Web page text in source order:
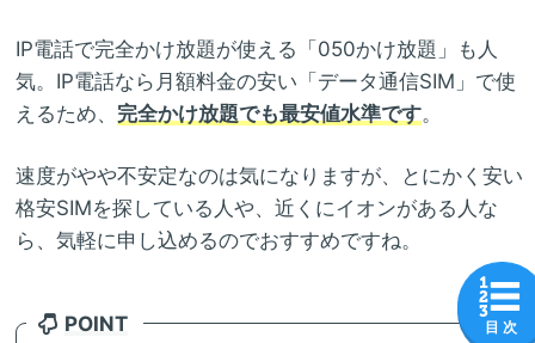
IP電話で完全かけ放題が使える「050かけ放題」も人
気。IP電話なら月額料金の安い「データ通信SIM」で使
えるため、 完全かけ放題でも最安値水準です。
速度がやや不安定なのは気になりますが、とにかく安い
格安SIMを探している人や、近くにイオンがある人な
ら、気軽に申し込めるのでおすすめですね。
POINT 目 次